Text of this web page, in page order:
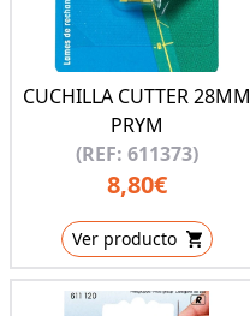
CUCHILLA CUTTER 28MM
PRYM
(REF: 611373)
8,80€
Ver producto